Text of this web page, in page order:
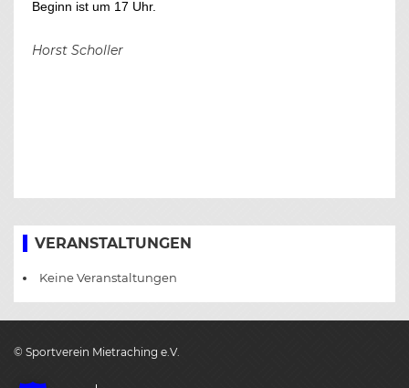
Beginn ist um 17 Uhr.
Horst Scholler
VERANSTALTUNGEN
Keine Veranstaltungen
© Sportverein Mietraching e.V.